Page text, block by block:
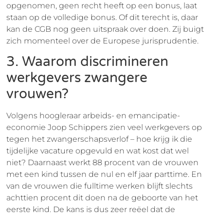
opgenomen, geen recht heeft op een bonus, laat
staan op de volledige bonus. Of dit terecht is, daar
kan de CGB nog geen uitspraak over doen. Zij buigt
zich momenteel over de Europese jurisprudentie.
3. Waarom discrimineren
werkgevers zwangere
vrouwen?
Volgens hoogleraar arbeids- en emancipatie-
economie Joop Schippers zien veel werkgevers op
tegen het zwangerschapsverlof – hoe krijg ik die
tijdelijke vacature opgevuld en wat kost dat wel
niet? Daarnaast werkt 88 procent van de vrouwen
met een kind tussen de nul en elf jaar parttime. En
van de vrouwen die fulltime werken blijft slechts
achttien procent dit doen na de geboorte van het
eerste kind. De kans is dus zeer reëel dat de